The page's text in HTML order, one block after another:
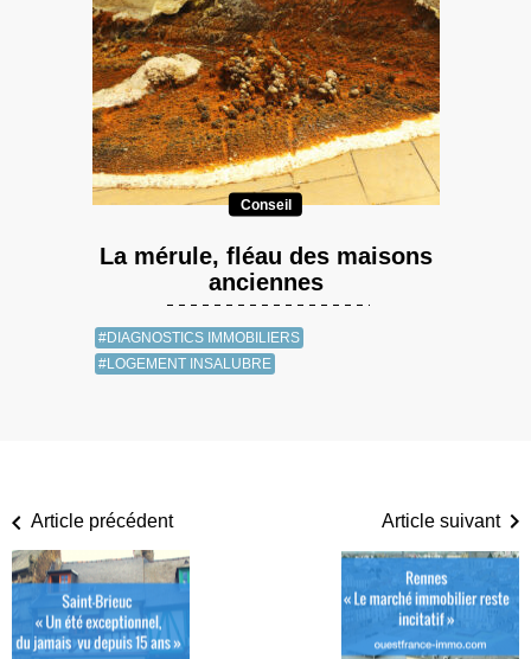
Conseil
La mérule, fléau des maisons
anciennes
#DIAGNOSTICS IMMOBILIERS
#LOGEMENT INSALUBRE
Article précédent Article suivant